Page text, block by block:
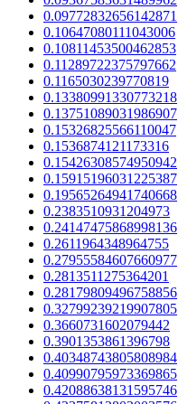
0.09772832656142871
0.10647080111043006
0.10811453500462853
0.11289722375797662
0.1165030239770819
0.13380991330773218
0.13751089031986907
0.15326825566110047
0.1536874121173316
0.15426308574950942
0.15915196031225387
0.19565264941740668
0.2383510931204973
0.24147475868998136
0.2611964348964755
0.27955584607660977
0.2813511275364201
0.28179809496758856
0.32799239219907805
0.3660731602079442
0.3901353861396798
0.40348743805808984
0.40990795973369865
0.42088638131595746